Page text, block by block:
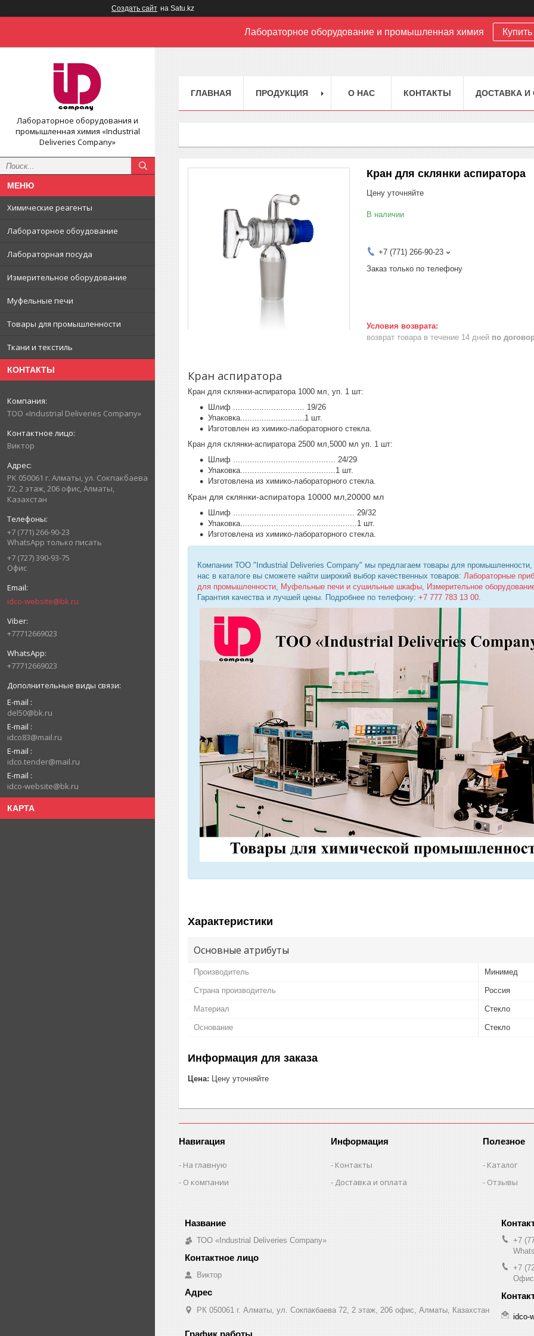
Создать сайт на Satu.kz
Лабораторное оборудование и промышленная химия Купить
Лабораторное оборудования и
промышленная химия «Industrial
Deliveries Company»
Химические реагенты
Лабораторное обоудование
Лабораторная посуда
Измерительное оборудование
Муфельные печи
Товары для промышленности
Ткани и текстиль
КОНТАКТЫ
ТОО «Industrial Deliveries Company»
Виктор
РК 050061 г. Алматы, ул. Сокпакбаева
72, 2 этаж, 206 офис, Алматы,
Казахстан
+7 (771) 266-90-23
WhatsApp только писать
+7 (727) 390-93-75
Офис
idco-website@bk.ru
+77712669023
+77712669023
E-mail
del50@bk.ru
E-mail
idco83@mail.ru
E-mail
idco.tender@mail.ru
E-mail
idco-website@bk.ru
КАРТА
ГЛАВНАЯ ПРОДУКЦИЯ О НАС КОНТАКТЫ ДОСТАВКА И
Кран для склянки аспиратора
Цену уточняйте
В наличии
+7 (771) 266-90-23
Заказ только по телефону
возврат товара в течение 14 дней по
Кран аспиратора
Кран для склянки-аспиратора 1000 мл, уп. 1 шт:
Шлиф .............................. 19/26
Упаковка...........................1 шт.
Изготовлен из химико-лабораторного стекла.
Кран для склянки-аспиратора 2500 мл,5000 мл уп. 1 шт:
Шлиф ........................................... 24/29
Упаковка........................................1 шт.
Изготовлена из химико-лабораторного стекла.
Кран для склянки-аспиратора 10000 мл,20000 мл
Шлиф ................................................... 29/32
Упаковка.................................................1 шт.
Изготовлена из химико-лабораторного стекла.
Компании ТОО "Industrial Deliveries Company" мы предлагаем товары для
нас в каталоге вы сможете найти широкий выбор качественных товаров: Лабораторные
для промышленности
Муфельные печи и сушильные шкафы Измерительное
Гарантия качества и лучшей цены. Подробнее по телефону: +7 777 783 13 00
Характеристики
Основные атрибуты
Производитель Минимед
Страна производитель Россия
Материал Стекло
Основание Стекло
Информация для заказа
Цена: Цену уточняйте
Навигация
На главную
О компании
Информация
Контакты
Доставка и оплата
Полезное
Каталог
Отзывы
ТОО «Industrial Deliveries Company»
Виктор
РК 050061 г. Алматы, ул. Сокпакбаева 72, 2 этаж, 206 офис, Алматы, Казахстан
+7
+7
Офис
idco-
График работы